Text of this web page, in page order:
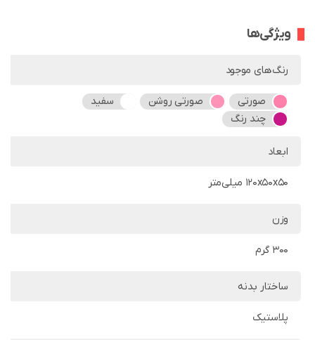
ویژگی‌ها
رنگ‌های موجود
صورتی صورتی روشن
سفید
چند رنگ
ابعاد
120x50x50 میلی‌متر
وزن
300 گرم
ساختار بدنه
پلاستیک